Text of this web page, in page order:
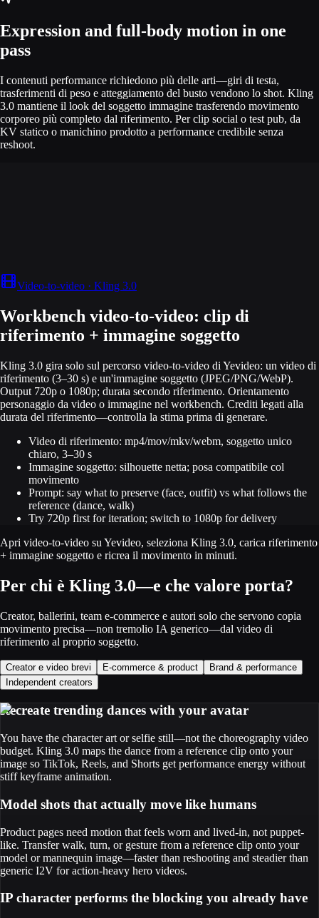
Expression and full-body motion in one
pass
I contenuti performance richiedono più delle arti—giri di testa,
trasferimenti di peso e atteggiamento del busto vendono lo shot. Kling
3.0 mantiene il look del soggetto immagine trasferendo movimento
corporeo più completo dal riferimento. Per clip social o test pub, da
KV statico o manichino prodotto a performance credibile senza
reshoot.
Video-to-video · Kling 3.0
Workbench video-to-video: clip di
riferimento + immagine soggetto
Kling 3.0 gira solo sul percorso video-to-video di Yevideo: un video di
riferimento (3–30 s) e un'immagine soggetto (JPEG/PNG/WebP).
Output 720p o 1080p; durata secondo riferimento. Orientamento
personaggio da video o immagine nel workbench. Crediti legati alla
durata del riferimento—controlla la stima prima di generare.
Video di riferimento: mp4/mov/mkv/webm, soggetto unico
chiaro, 3–30 s
Immagine soggetto: silhouette netta; posa compatibile col
movimento
Prompt: say what to preserve (face, outfit) vs what follows the
reference (dance, walk)
Try 720p first for iteration; switch to 1080p for delivery
Apri video-to-video su Yevideo, seleziona Kling 3.0, carica riferimento
+ immagine soggetto e ricrea il movimento in minuti.
Per chi è Kling 3.0—e che valore porta?
Creator, ballerini, team e-commerce e autori solo che servono copia
movimento precisa—non tremolio IA generico—dal video di
riferimento al proprio soggetto.
Creator e video brevi E-commerce & product
Brand & performance
Independent creators
Recreate trending dances with your avatar
You have the character art or selfie still—not the choreography video
budget. Kling 3.0 maps the dance from a reference clip onto your
image so TikTok, Reels, and Shorts get performance energy without
stiff keyframe animation.
Model shots that actually move like humans
Product pages need motion that feels worn and lived-in, not puppet-
like. Transfer walk, turn, or gesture from a reference clip onto your
model or mannequin image—faster than reshooting and steadier than
generic I2V for action-heavy hero videos.
IP character performs the blocking you already have